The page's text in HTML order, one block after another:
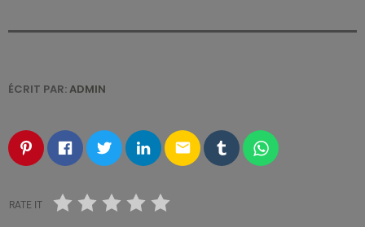
ÉCRIT PAR:ADMIN
email
RATE IT